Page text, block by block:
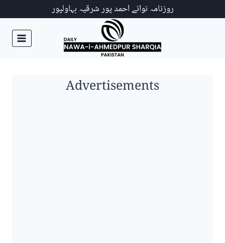
روزنامہ نوائے احمد پور شرقیہ بہاولپور
Advertisements